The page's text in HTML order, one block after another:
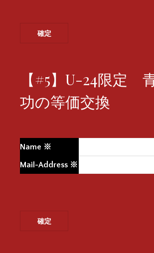
【#5】U-24限定
功の等価交換
Name ※
Mail-Address ※